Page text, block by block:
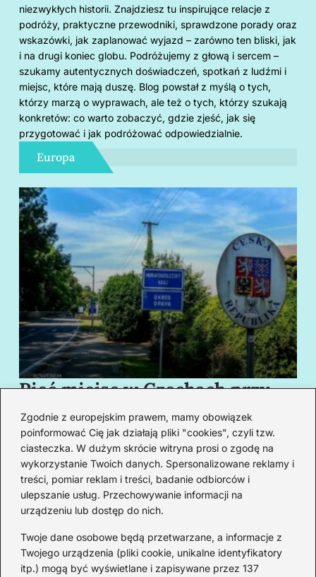
Zgodnie z europejskim prawem, mamy obowiązek
poinformować Cię jak działają pliki "cookies", czyli tzw.
ciasteczka. W dużym skrócie witryna prosi o zgodę na
wykorzystanie Twoich danych. Spersonalizowane reklamy i
treści, pomiar reklam i treści, badanie odbiorców i
ulepszanie usług. Przechowywanie informacji na
urządzeniu lub dostęp do nich.
Twoje dane osobowe będą przetwarzane, a informacje z
Twojego urządzenia (pliki cookie, unikalne identyfikatory
itp.) mogą być wyświetlane i zapisywane przez 137
niezwykłych historii. Znajdziesz tu inspirujące relacje z
podróży, praktyczne przewodniki, sprawdzone porady oraz
wskazówki, jak zaplanować wyjazd – zarówno ten bliski, jak
i na drugi koniec globu. Podróżujemy z głową i sercem –
szukamy autentycznych doświadczeń, spotkań z ludźmi i
miejsc, które mają duszę. Blog powstał z myślą o tych,
którzy marzą o wyprawach, ale też o tych, którzy szukają
konkretów: co warto zobaczyć, gdzie zjeść, jak się
przygotować i jak podróżować odpowiedzialnie.
Europa
Pięć miejsc w Czechach przy
granicy, które cię oczarują
swoim urokiem
Redakcja
Od lat podróżuję, by poznawać świat z bliska – nie tylko
przez pryzmat zabytków, ale przede wszystkim ludzi,
smaków i codzienności.
Redakcja: Michalina Staszic